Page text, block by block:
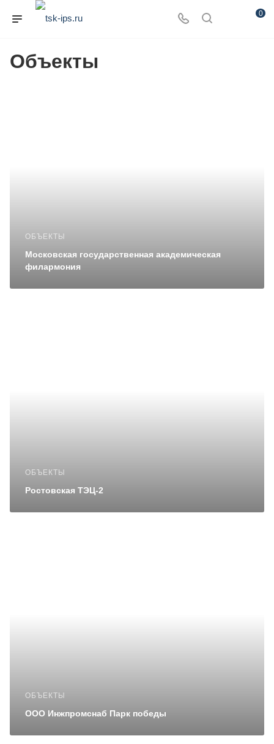
0
Объекты
ОБЪЕКТЫ
Московская государственная академическая
филармония
ОБЪЕКТЫ
Ростовская ТЭЦ-2
ОБЪЕКТЫ
ООО Инжпромснаб Парк победы